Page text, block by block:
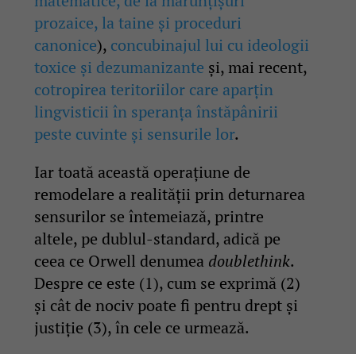
prozaice, la taine și proceduri
canonice), concubinajul lui cu ideologii
toxice și dezumanizante și, mai recent,
cotropirea teritoriilor care aparțin
lingvisticii în speranța înstăpânirii
peste cuvinte și sensurile lor.
Iar toată această operațiune de
remodelare a realității prin deturnarea
sensurilor se întemeiază, printre
altele, pe dublul-standard, adică pe
ceea ce Orwell denumea doublethink.
Despre ce este (1), cum se exprimă (2)
și cât de nociv poate fi pentru drept și
justiție (3), în cele ce urmează.